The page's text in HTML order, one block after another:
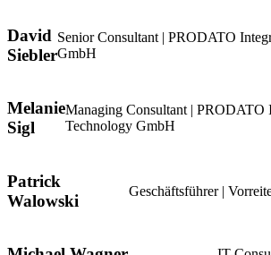
David
Siebler
Senior Consultant | PRODATO
GmbH
Melanie
Sigl
Managing Consultant | PRODATO
Technology GmbH
Patrick
Walowski
Geschäftsführer |